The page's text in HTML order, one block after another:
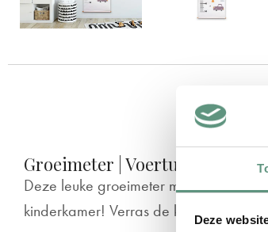
Deze
Groeimeter | Voertuigen
Deze leuke groeimeter met
kinderkamer! Verras de kleine met een